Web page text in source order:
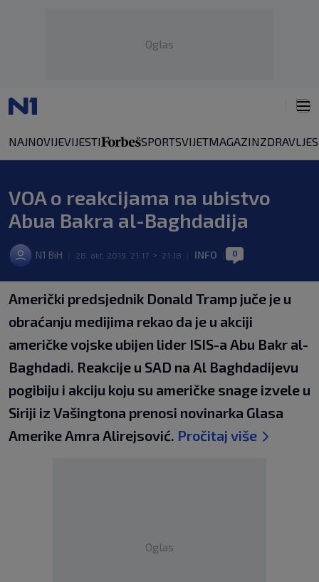
Oglas
NAJNOVIJEVIJESTI SPORTSVIJETMAGAZINZDRAVLJE
VOA o reakcijama na ubistvo
Abua Bakra al-Baghdadija
N1 BiH 28. okt. 2019. 21:17 > 21:18 INFO 0
Američki predsjednik Donald Tramp juče je u
obraćanju medijima rekao da je u akciji
američke vojske ubijen lider ISIS-a Abu Bakr al-
Baghdadi. Reakcije u SAD na Al Baghdadijevu
pogibiju i akciju koju su američke snage izvele u
Siriji iz Vašingtona prenosi novinarka Glasa
Amerike Amra Alirejsović. Pročitaj više
Oglas